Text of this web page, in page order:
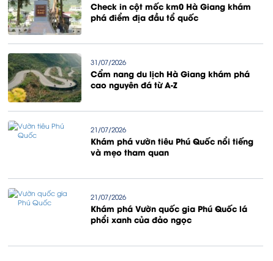
Check in cột mốc km0 Hà Giang khám
phá điểm địa đầu tổ quốc
31/07/2026
Cẩm nang du lịch Hà Giang khám phá
cao nguyên đá từ A-Z
21/07/2026
Khám phá vườn tiêu Phú Quốc nổi tiếng
và mẹo tham quan
21/07/2026
Khám phá Vườn quốc gia Phú Quốc lá
phổi xanh của đảo ngọc